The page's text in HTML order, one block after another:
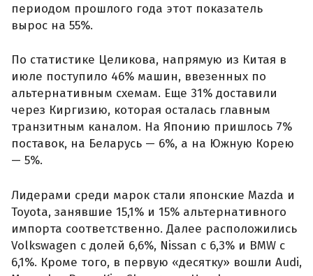
периодом прошлого года этот показатель
вырос на 55%.
По статистике Целикова, напрямую из Китая в
июле поступило 46% машин, ввезенных по
альтернативным схемам. Еще 31% доставили
через Киргизию, которая осталась главным
транзитным каналом. На Японию пришлось 7%
поставок, на Беларусь — 6%, а на Южную Корею
— 5%.
Лидерами среди марок стали японские Mazda и
Toyota, занявшие 15,1% и 15% альтернативного
импорта соответственно. Далее расположились
Volkswagen с долей 6,6%, Nissan с 6,3% и BMW с
6,1%. Кроме того, в первую «десятку» вошли Audi,